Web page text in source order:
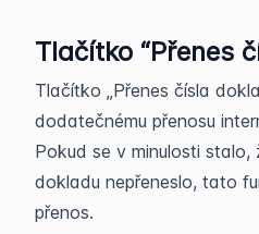
Tlačítko “Přenes
Tlačítko „Přenes čísla
dodatečnému přenosu
Pokud se v minulosti stalo,
dokladu nepřeneslo, tato
přenos.